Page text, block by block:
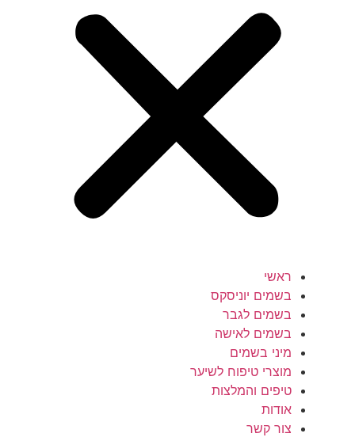
ראשי
בשמים יוניסקס
בשמים לגבר
בשמים לאישה
מיני בשמים
מוצרי טיפוח לשיער
טיפים והמלצות
אודות
צור קשר